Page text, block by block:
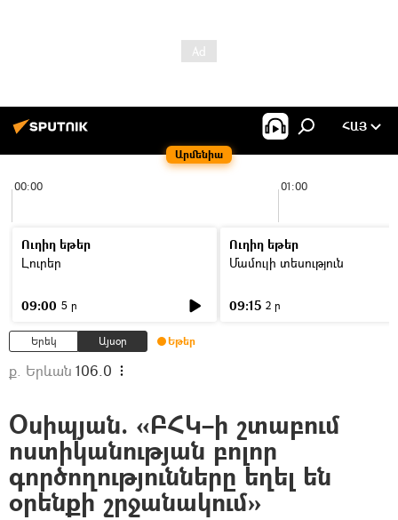
Արմենիա
ՀԱՅ
00:00 01:00
Ուղիղ եթեր
Լուրեր
09:00 5 ր
Ուղիղ եթեր
Մամուլի տեսություն
09:15 2 ր
Երեկ Այսօր Եթեր
ք. Երևան 106.0
Օսիպյան. «ԲՀԿ–ի շտաբում
ոստիկանության բոլոր
գործողությունները եղել են
օրենքի շրջանակում»